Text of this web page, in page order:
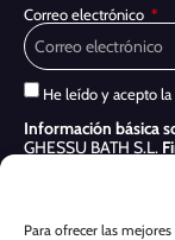
Para ofrecer las
Correo electrónico
He leído y acepto la
Información básica
GHESSU BATH S.L.
Sólo se realizan
Acceder, rectificar y
en nuestraPolítica